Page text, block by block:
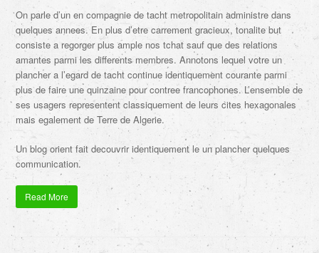
On parle d’un en compagnie de tacht metropolitain administre dans
quelques annees. En plus d’etre carrement gracieux, tonalite but
consiste a regorger plus ample nos tchat sauf que des relations
amantes parmi les differents membres. Annotons lequel votre un
plancher a l’egard de tacht continue identiquement courante parmi
plus de faire une quinzaine pour contree francophones. L’ensemble de
ses usagers representent classiquement de leurs cites hexagonales
mais egalement de Terre de Algerie.
Un blog orient fait decouvrir identiquement le un plancher quelques
communication.
Read More